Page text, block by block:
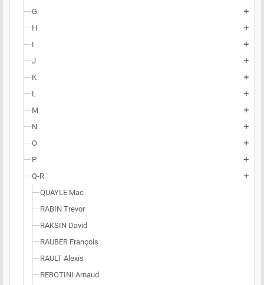
G add
H add
I add
J add
K add
L add
M add
N add
O add
P add
Q-R add
QUAYLE Mac
RABIN Trevor
RAKSIN David
RAUBER François
RAULT Alexis
REBOTINI Arnaud